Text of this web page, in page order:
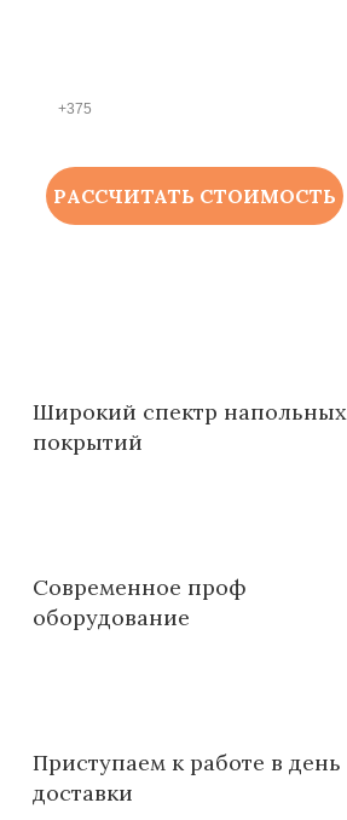
РАССЧИТАТЬ СТОИМОСТЬ
Широкий спектр напольных
покрытий
Современное проф
оборудование
Приступаем к работе в день
доставки